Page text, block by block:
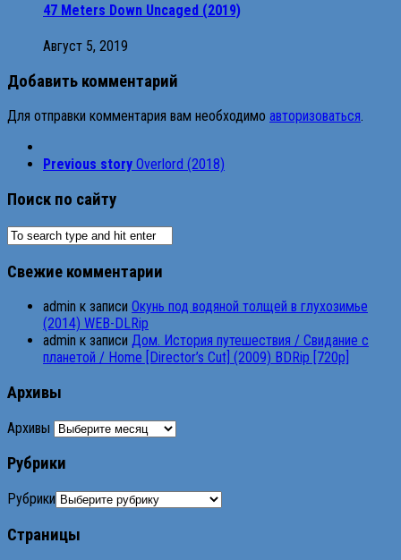
47 Meters Down Uncaged (2019)
Август 5, 2019
Добавить комментарий
Для отправки комментария вам необходимо авторизоваться.
Previous story Overlord (2018)
Поиск по сайту
Свежие комментарии
admin к записи Окунь под водяной толщей в глухозимье
(2014) WEB-DLRip
admin к записи Дом. История путешествия / Свидание с
планетой / Home [Director’s Cut] (2009) BDRip [720p]
Архивы
Архивы
Рубрики
Рубрики
Страницы